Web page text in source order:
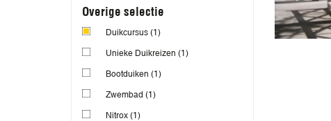
Overige selectie
Duikcursus (1)
Unieke Duikreizen (1)
Bootduiken (1)
Zwembad (1)
Nitrox (1)